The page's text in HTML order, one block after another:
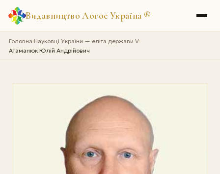
Видавництво Логос Україна ®
Головна›Науковці України — еліта держави V›
Атаманюк Юлій Андрійович